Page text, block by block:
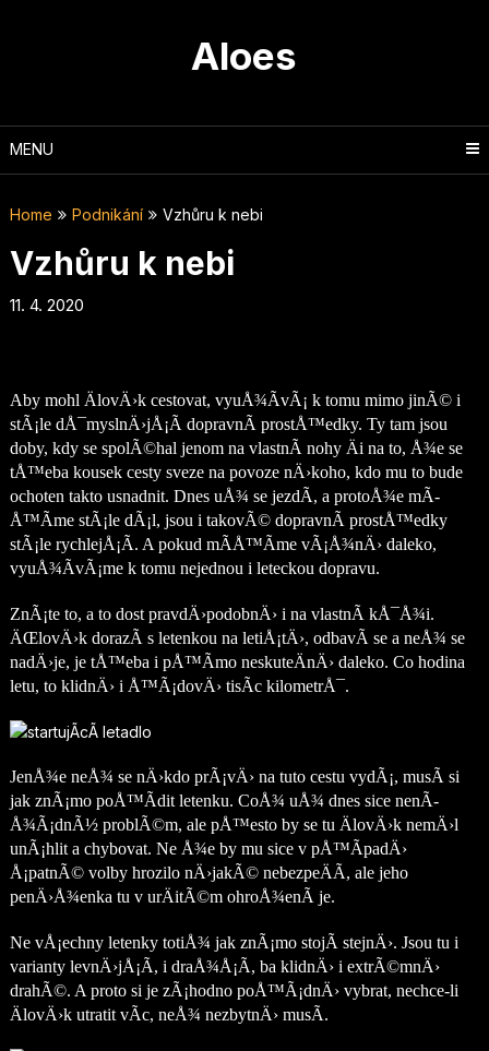
Aloes
MENU
Home Podnikání Vzhůru k nebi
Vzhůru k nebi
11. 4. 2020
Aby mohl ÄlovÄ›k cestovat, vyuÅ¾Ã­vÃ¡ k tomu mimo jinÃ© i
stÃ¡le dÅ¯myslnÄ›jÅ¡Ã­ dopravnÃ­ prostÅ™edky. Ty tam jsou
doby, kdy se spolÃ©hal jenom na vlastnÃ­ nohy Äi na to, Å¾e se
tÅ™eba kousek cesty sveze na povoze nÄ›koho, kdo mu to bude
ochoten takto usnadnit. Dnes uÅ¾ se jezdÃ­, a protoÅ¾e mÃ­
Å™Ã­me stÃ¡le dÃ¡l, jsou i takovÃ© dopravnÃ­ prostÅ™edky
stÃ¡le rychlejÅ¡Ã­. A pokud mÃ­Å™Ã­me vÃ¡Å¾nÄ› daleko,
vyuÅ¾Ã­vÃ¡me k tomu nejednou i leteckou dopravu.
ZnÃ¡te to, a to dost pravdÄ›podobnÄ› i na vlastnÃ­ kÅ¯Å¾i.
ÄŒlovÄ›k dorazÃ­ s letenkou na letiÅ¡tÄ›, odbavÃ­ se a neÅ¾ se
nadÄ›je, je tÅ™eba i pÅ™Ã­mo neskuteÄnÄ› daleko. Co hodina
letu, to klidnÄ› i Å™Ã¡dovÄ› tisÃ­c kilometrÅ¯.
JenÅ¾e neÅ¾ se nÄ›kdo prÃ¡vÄ› na tuto cestu vydÃ¡, musÃ­ si
jak znÃ¡mo poÅ™Ã­dit letenku. CoÅ¾ uÅ¾ dnes sice nenÃ­
Å¾Ã¡dnÃ½ problÃ©m, ale pÅ™esto by se tu ÄlovÄ›k nemÄ›l
unÃ¡hlit a chybovat. Ne Å¾e by mu sice v pÅ™Ã­padÄ›
Å¡patnÃ© volby hrozilo nÄ›jakÃ© nebezpeÄÃ­, ale jeho
penÄ›Å¾enka tu v urÄitÃ©m ohroÅ¾enÃ­ je.
Ne vÅ¡echny letenky totiÅ¾ jak znÃ¡mo stojÃ­ stejnÄ›. Jsou tu i
varianty levnÄ›jÅ¡Ã­, i draÅ¾Å¡Ã­, ba klidnÄ› i extrÃ©mnÄ›
drahÃ©. A proto si je zÃ¡hodno poÅ™Ã¡dnÄ› vybrat, nechce-li
ÄlovÄ›k utratit vÃ­c, neÅ¾ nezbytnÄ› musÃ­.